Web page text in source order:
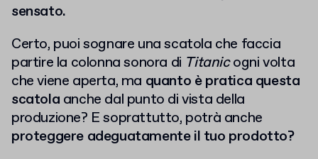
sensato.
Certo, puoi sognare una scatola che faccia
partire la colonna sonora di Titanicogni volta
che viene aperta, ma quanto è pratica questa
scatola anche dal punto di vista della
produzione? E soprattutto, potrà anche
proteggere adeguatamente il tuo prodotto?